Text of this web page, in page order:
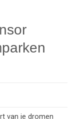
van je dromen